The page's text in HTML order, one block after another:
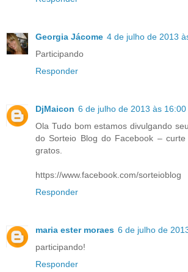
Georgia Jácome 4 de julho de 2013
Participando
Responder
DjMaicon 6 de julho de 2013 às 16:00
Ola Tudo bom estamos divulgando
do Sorteio Blog do Facebook –
gratos.
https://www.facebook.com/sorteioblog
Responder
maria ester moraes 6 de julho de
participando!
Responder